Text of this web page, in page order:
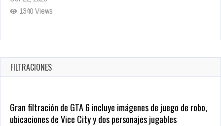
1340 Views
Revive el terror: El conjuro 4: Últimos ritos ya está disponible
Oct 20, 2025
1382 Views
FILTRACIONES
Gran filtración de GTA 6 incluye imágenes de juego de robo,
ubicaciones de Vice City y dos personajes jugables